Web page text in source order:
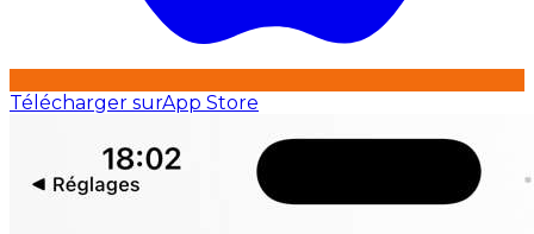
Télécharger surApp Store